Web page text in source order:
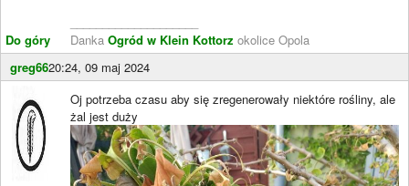
Do góry
Danka Ogród w Klein Kottorz okolice Opola
greg6620:24, 09 maj 2024
Oj potrzeba czasu aby się zregenerowały niektóre rośliny, ale
żal jest duży